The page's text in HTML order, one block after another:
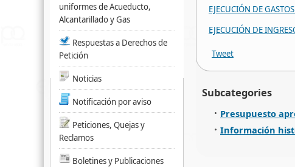
EJECUCIÓN DE
EJECUCIÓN DE
Tweet
Subcategories
Presupuesto
Información
uniformes de Acueducto,
Alcantarillado y Gas
Respuestas a Derechos de
Petición
Noticias
Notificación por aviso
Peticiones, Quejas y
Reclamos
Boletines y Publicaciones